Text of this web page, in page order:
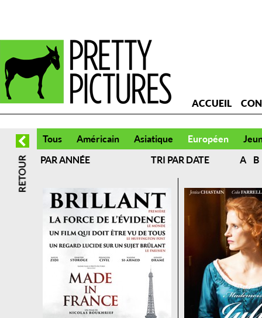
ACCUEIL
Tous Américain Asiatique Européen
PAR ANNÉE
TRI PAR DATE A B